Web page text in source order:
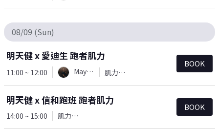
08/09 (Sun)
明天健 x 愛迪生 跑者肌力
11:00 ~ 12:00 Mayaw 肌力訓練
BOOK
明天健 x 信和跑班 跑者肌力
14:00 ~ 15:00 肌力訓練
BOOK